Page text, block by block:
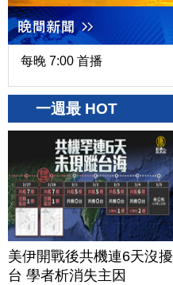
每晚 7:00 首播
一週最 HOT
美伊開戰後共機連6天沒擾
台 學者析消失主因